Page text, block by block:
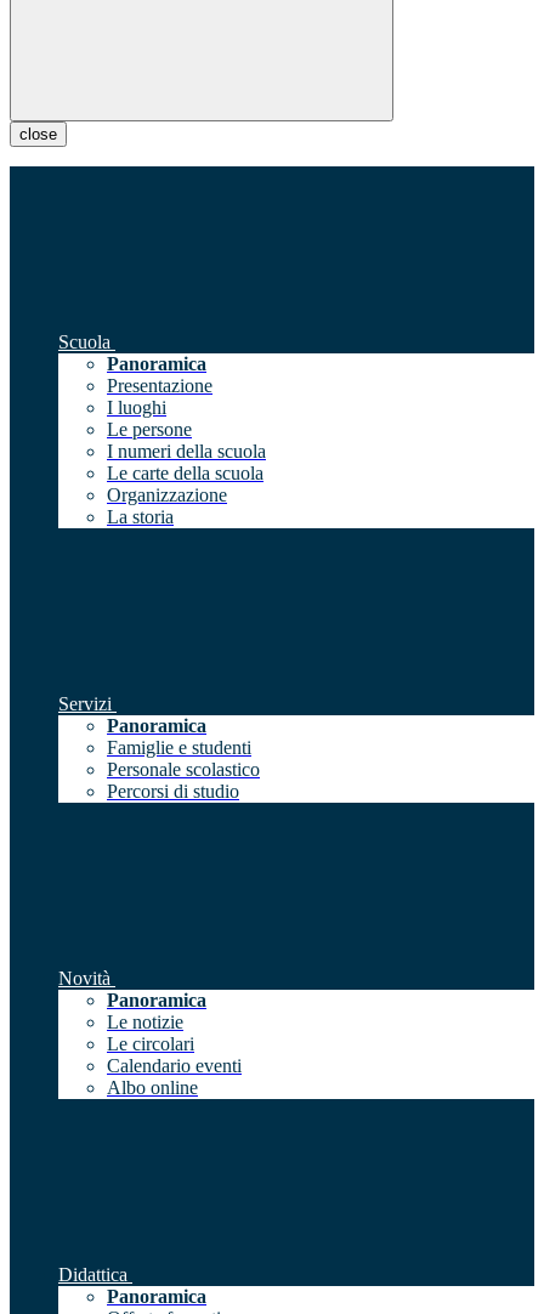
close
Scuola
Panoramica
Presentazione
I luoghi
Le persone
I numeri della scuola
Le carte della scuola
Organizzazione
La storia
Servizi
Panoramica
Famiglie e studenti
Personale scolastico
Percorsi di studio
Novità
Panoramica
Le notizie
Le circolari
Calendario eventi
Albo online
Didattica
Panoramica